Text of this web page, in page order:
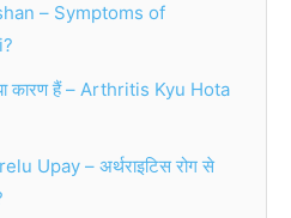
– Symptoms of
कारण हैं – Arthritis Kyu Hota
Upay – अर्थराइटिस रोग से